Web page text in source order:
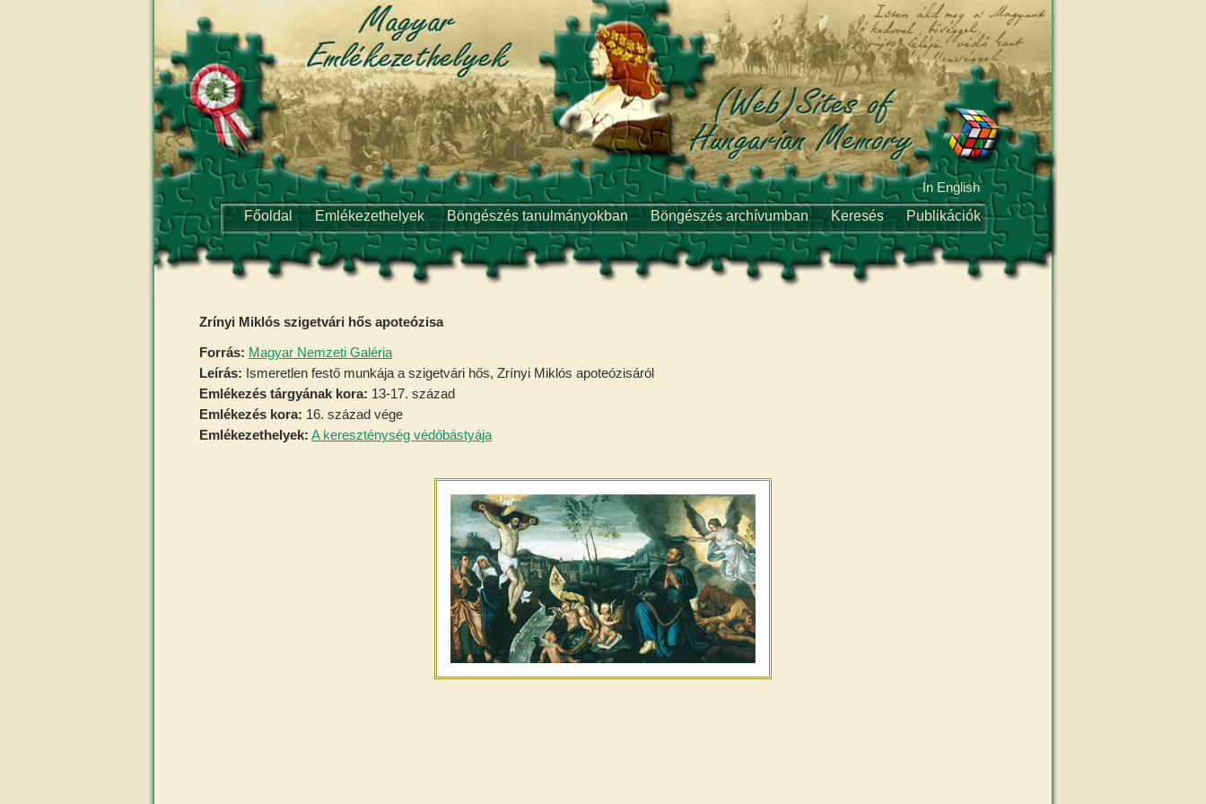
In English
Főoldal
Emlékezethelyek Böngészés tanulmányokban Böngészés archívumban Keresés Publikációk
Zrínyi Miklós szigetvári hős apoteózisa
Forrás: Magyar Nemzeti Galéria
Leírás: Ismeretlen festő munkája a szigetvári hős, Zrínyi Miklós apoteózisáról
Emlékezés tárgyának kora: 13-17. század
Emlékezés kora: 16. század vége
Emlékezethelyek: A kereszténység védőbástyája